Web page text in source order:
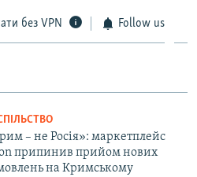
без VPN Follow us
– не Росія»: маркетплейс
припинив прийом нових
на Кримському